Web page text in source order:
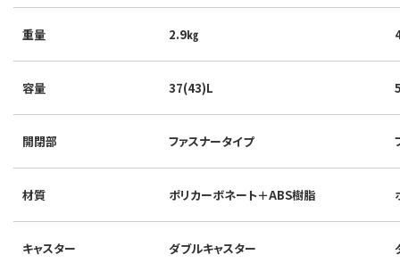
重量 2.9㎏
容量 37(43)L
開閉部 ファスナータイプ
材質 ポリカーボネート＋ABS樹脂
キャスター ダブルキャスター